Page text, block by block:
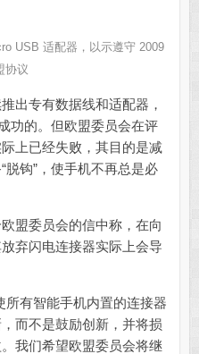
USB 适配器，以示遵守 2009
协议
专有数据线和适配器，
功的。但欧盟委员会在评
上已经失败，其目的是减
脱钩”，使手机不再总是必
委员会的信中称，在向
弃闪电连接器实际上会导
有智能手机内置的连接器
而不是鼓励创新，并将损
我们希望欧盟委员会将继